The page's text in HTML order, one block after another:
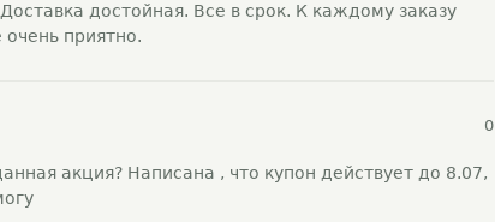
достойная. Все в срок. К каждому заказу
приятно.
0
акция? Написана , что купон действует до 8.07,